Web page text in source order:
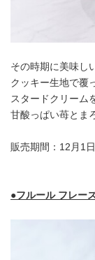
その時期に美味し
クッキー生地で覆
スタードクリーム
甘酸っぱい苺とま
販売期間：12月1
●フルール フレー